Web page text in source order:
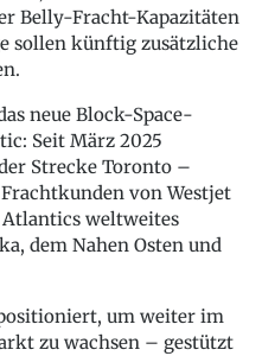
Belly-Fracht-Kapazitäten
sollen künftig zusätzliche
neue Block-Space-
Seit März 2025
Strecke Toronto –
von Westjet
weltweites
dem Nahen Osten und
um weiter im
zu wachsen – gestützt